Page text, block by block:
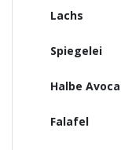
Lachs
Spiegelei
Halbe
Falafel